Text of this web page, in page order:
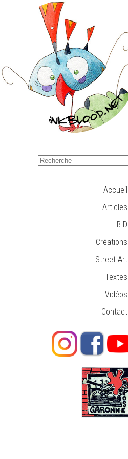
Accueil
Articles
B.D
Créations
Street Art
Textes
Vidéos
Contact